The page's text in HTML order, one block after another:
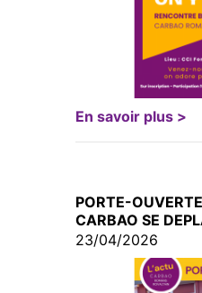
En savoir plus >
PORTE-
CARBAO SE
23/04/2026